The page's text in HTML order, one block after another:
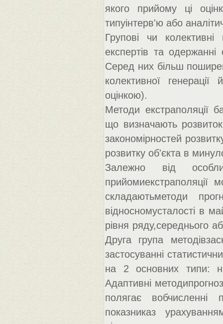
якого прийому ці
типуінтерв'ю або
Групові чи колективні
експертів та одержанні
Серед них більш
колективної
оцінкою).
Методи екстраполяції
що визначають
закономірностей
розвитку об'єкта в
Залежно від
складаютьметоди
відносномусталості в
рівня ряду,середнього
Друга група
застосуванні
на 2 основних типи:
Адаптивні
полягає вобчисленні
показниказ